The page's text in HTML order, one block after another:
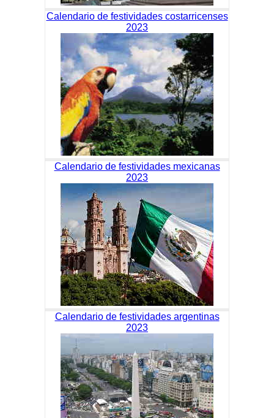
Calendario de festividades costarricenses
2023
Calendario de festividades mexicanas
2023
Calendario de festividades argentinas
2023